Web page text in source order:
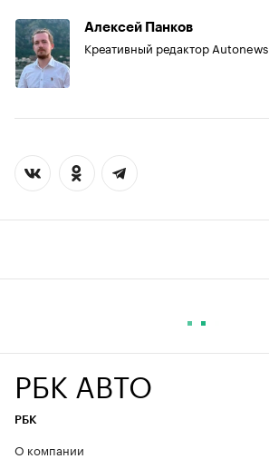
Алексей Панков
Креативный редактор Autonews
РБК АВТО
РБК
О компании